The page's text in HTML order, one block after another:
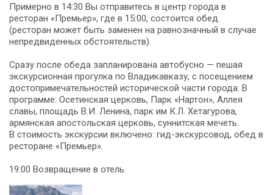
Примерно в 14:30 Вы отправитесь в центр города в
ресторан «Премьер», где в 15:00, состоится обед.
(ресторан может быть заменен на равнозначный в случае
непредвиденных обстоятельств).
Сразу после обеда запланирована автобусно — пешая
экскурсионная прогулка по Владикавказу, с посещением
достопримечательностей исторической части города. В
программе: Осетинская церковь, Парк «Нартон», Аллея
славы, площадь В.И. Ленина, парк им К.Л. Хетагурова,
армянская апостольская церковь, суннитская мечеть.
В стоимость экскурсии включено: гид-экскурсовод, обед в
ресторане «Премьер».
19:00 Возвращение в отель.